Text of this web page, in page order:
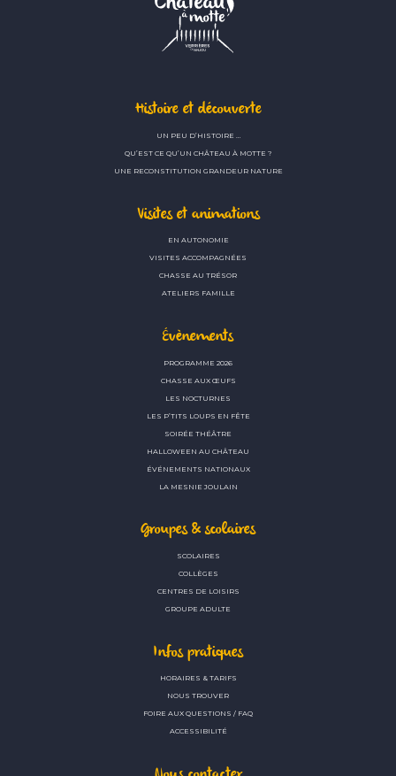
Histoire et découverte
UN PEU D’HISTOIRE …
QU’EST CE QU’UN CHÂTEAU À MOTTE ?
UNE RECONSTITUTION GRANDEUR NATURE
Visites et animations
EN AUTONOMIE
VISITES ACCOMPAGNÉES
CHASSE AU TRÉSOR
ATELIERS FAMILLE
Évènements
PROGRAMME 2026
CHASSE AUX ŒUFS
LES NOCTURNES
LES P’TITS LOUPS EN FÊTE
SOIRÉE THÉÂTRE
HALLOWEEN AU CHÂTEAU
ÉVÉNEMENTS NATIONAUX
LA MESNIE JOULAIN
Groupes & scolaires
SCOLAIRES
COLLÈGES
CENTRES DE LOISIRS
GROUPE ADULTE
Infos pratiques
HORAIRES & TARIFS
NOUS TROUVER
FOIRE AUX QUESTIONS / FAQ
ACCESSIBILITÉ